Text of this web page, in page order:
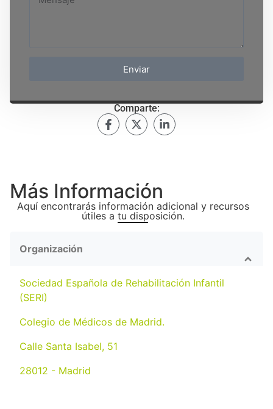
Enviar
Comparte:
Más Información
Aquí encontrarás información adicional y recursos
útiles a tu disposición.
Organización
Sociedad Española de Rehabilitación Infantil
(SERI)
Colegio de Médicos de Madrid.
Calle Santa Isabel, 51
28012 - Madrid